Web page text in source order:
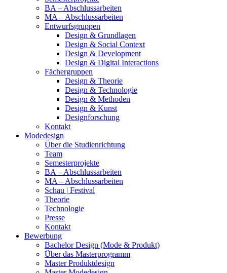
BA – Abschlussarbeiten
MA – Abschlussarbeiten
Entwurfsgruppen
Design & Grundlagen
Design & Social Context
Design & Development
Design & Digital Interactions
Fächergruppen
Design & Theorie
Design & Technologie
Design & Methoden
Design & Kunst
Designforschung
Kontakt
Modedesign
Über die Studienrichtung
Team
Semesterprojekte
BA – Abschlussarbeiten
MA – Abschlussarbeiten
Schau | Festival
Theorie
Technologie
Presse
Kontakt
Bewerbung
Bachelor Design (Mode & Produkt)
Über das Masterprogramm
Master Produktdesign